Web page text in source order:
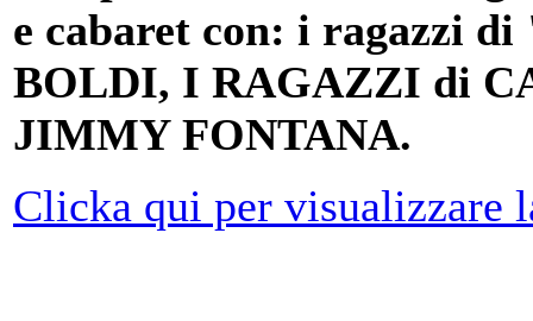
e cabaret con: i ragazzi
BOLDI, I RAGAZZI di
JIMMY FONTANA.
Clicka qui per visualizzare